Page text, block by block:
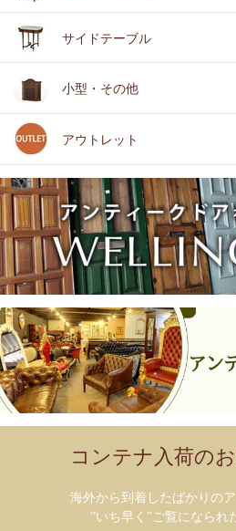
サイドテーブル
小型・その他
アウトレット
コンテナ入荷の
海外から到着したばかりの
”いち早く”ご覧になられ